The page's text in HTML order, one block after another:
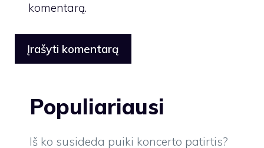
komentarą.
Populiariausi
Iš ko susideda puiki koncerto patirtis?